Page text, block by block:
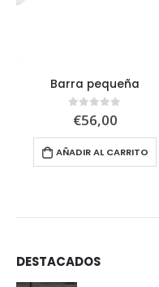
Barra pequeña
0out of 5
€56,00
AÑADIR AL CARRITO
DESTACADOS